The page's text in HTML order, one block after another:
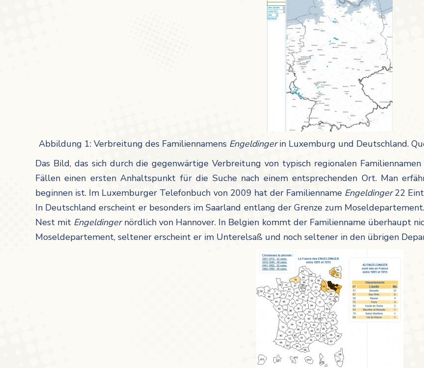
Abbildung 1: Verbreitung des Familiennamens Engeldingerin Luxemburg und Deutschland.
Das Bild, das sich durch die gegenwärtige Verbreitung von typisch regionalen
Fällen einen ersten Anhaltspunkt für die Suche nach einem entsprechenden Ort. Man
beginnen ist. Im Luxemburger Telefonbuch von 2009 hat der Familienname Engeldinger22
In Deutschland erscheint er besonders im Saarland entlang der Grenze zum
Nest mit Engeldingernördlich von Hannover. In Belgien kommt der Familienname überhaupt
Moseldepartement, seltener erscheint er im Unterelsaß und noch seltener in den übrigen